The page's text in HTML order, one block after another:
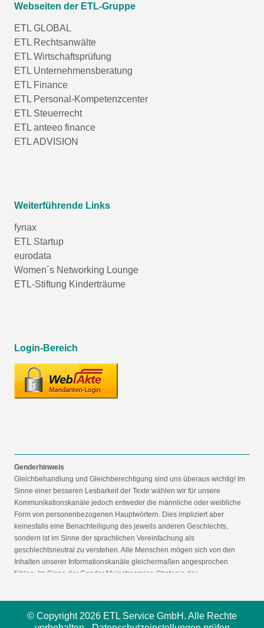
Webseiten der ETL-Gruppe
ETL GLOBAL
ETL Rechtsanwälte
ETL Wirtschaftsprüfung
ETL Unternehmensberatung
ETL Finance
ETL Personal-Kompetenzcenter
ETL Steuerrecht
ETL anteeo finance
ETL ADVISION
Weiterführende Links
fynax
ETL Startup
eurodata
Women´s Networking Lounge
ETL-Stiftung Kinderträume
Login-Bereich
Genderhinweis
Gleichbehandlung und Gleichberechtigung sind uns überaus wichtig! Im
Sinne einer besseren Lesbarkeit der Texte wählen wir für unsere
Kommunikationskanäle jedoch entweder die männliche oder weibliche
Form von personenbezogenen Hauptwörtern. Dies impliziert aber
keinesfalls eine Benachteiligung des jeweils anderen Geschlechts,
sondern ist im Sinne der sprachlichen Vereinfachung als
geschlechtsneutral zu verstehen. Alle Menschen mögen sich von den
Inhalten unserer Informationskanäle gleichermaßen angesprochen
fühlen. Im Sinne der Gender Mainstreaming-Strategie der
© Copyright 2026 ETL Service GmbH. Alle Rechte